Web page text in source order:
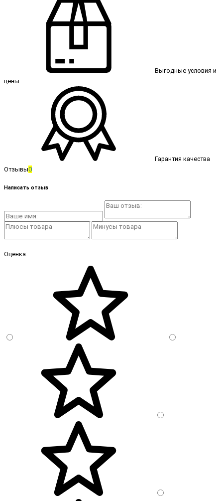
Выгодные условия и
цены
Гарантия качества
Отзывы0
Написать отзыв
Оценка: